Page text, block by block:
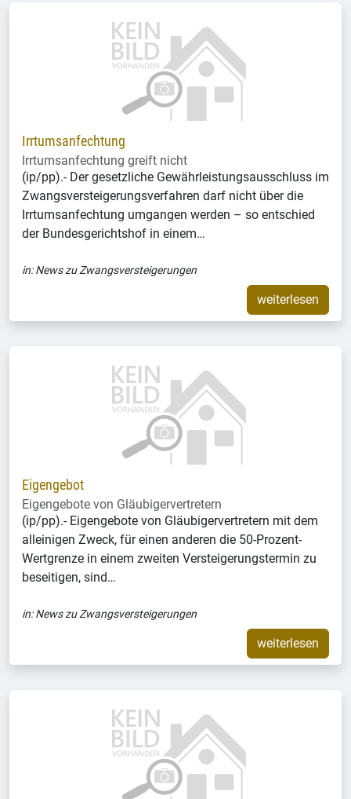
Irrtumsanfechtung
Irrtumsanfechtung greift nicht
(ip/pp).- Der gesetzliche Gewährleistungsausschluss im
Zwangsversteigerungsverfahren darf nicht über die
Irrtumsanfechtung umgangen werden – so entschied
der Bundesgerichtshof in einem…
in:News zu Zwangsversteigerungen
weiterlesen
Eigengebot
Eigengebote von Gläubigervertretern
(ip/pp).- Eigengebote von Gläubigervertretern mit dem
alleinigen Zweck, für einen anderen die 50-Prozent-
Wertgrenze in einem zweiten Versteigerungstermin zu
beseitigen, sind…
in:News zu Zwangsversteigerungen
weiterlesen